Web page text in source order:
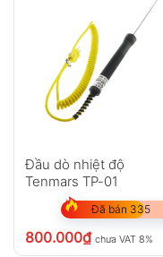
Đầu dò nhiệt độ
Tenmars TP-01
Đã bán 335
800.000₫ chưa VAT 8%